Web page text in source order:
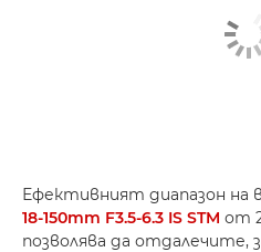
Ефективният диапазон на
18-150mm F3.5-6.3 IS STM от
позволява да